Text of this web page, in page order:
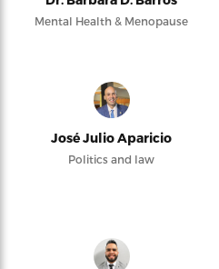
Mental Health & Menopause
José Julio Aparicio
Politics and law